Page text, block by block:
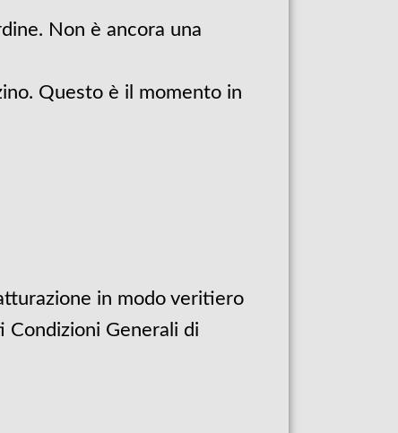
Non è ancora una
Questo è il momento in
in modo veritiero
Condizioni Generali di